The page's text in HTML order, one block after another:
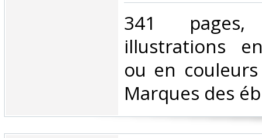
‎341 pages,
illustrations
ou en
Marques des